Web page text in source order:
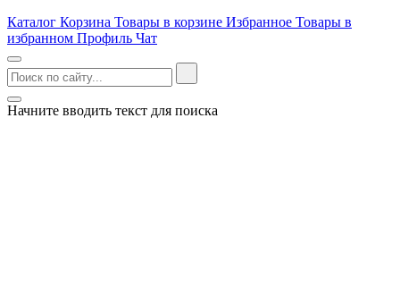
Каталог Корзина Товары в корзине Избранное Товары в
избранном Профиль Чат
Начните вводить текст для поиска